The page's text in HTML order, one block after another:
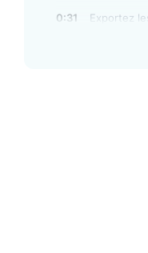
0:31
Exportez